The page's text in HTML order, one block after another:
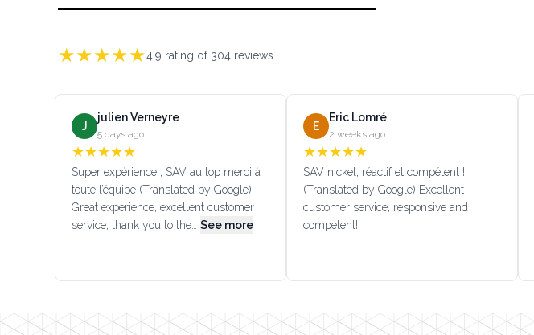
★★★★★4.9 rating of 304 reviews
J
julien Verneyre
5 days ago
★★★★★
Super expérience , SAV au top merci à
toute l’équipe (Translated by Google)
Great experience, excellent customer
service, thank you to the…
See more
E
Eric Lomré
2 weeks ago
★★★★★
SAV nickel, réactif et compétent !
(Translated by Google) Excellent
customer service, responsive and
competent!